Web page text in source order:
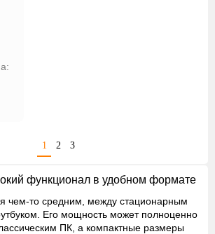
1 2 3
функционал в удобном формате
чем-то средним, между стационарным
Его мощность может полноценно
ПК, а компактные размеры